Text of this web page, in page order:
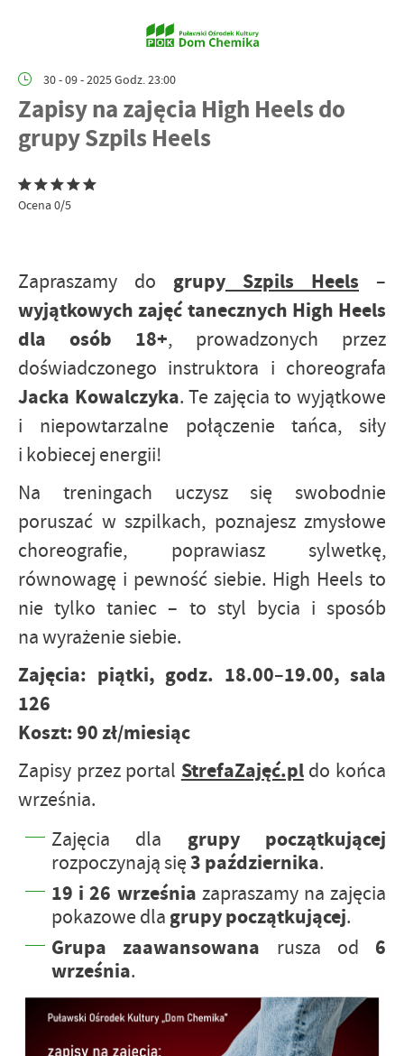
30 - 09 - 2025 Godz. 23:00
Zapisy na zajęcia High Heels do
grupy Szpils Heels
Ocena 0/5
Zapraszamy do grupy Szpils Heels –
wyjątkowych zajęć tanecznych High Heels
dla osób 18+, prowadzonych przez
doświadczonego instruktora i choreografa
Jacka Kowalczyka. Te zajęcia to wyjątkowe
i niepowtarzalne połączenie tańca, siły
i kobiecej energii!
Na treningach uczysz się swobodnie
poruszać w szpilkach, poznajesz zmysłowe
choreografie, poprawiasz sylwetkę,
równowagę i pewność siebie. High Heels to
nie tylko taniec – to styl bycia i sposób
na wyrażenie siebie.
Zajęcia: piątki, godz. 18.00–19.00, sala
126
Koszt: 90 zł/miesiąc
Zapisy przez portal StrefaZajęć.pldo końca
września.
Zajęcia dla grupy początkującej
rozpoczynają się3 października.
19 i 26 września zapraszamy na zajęcia
pokazowe dla grupy początkującej.
Grupa zaawansowana rusza od 6
września.